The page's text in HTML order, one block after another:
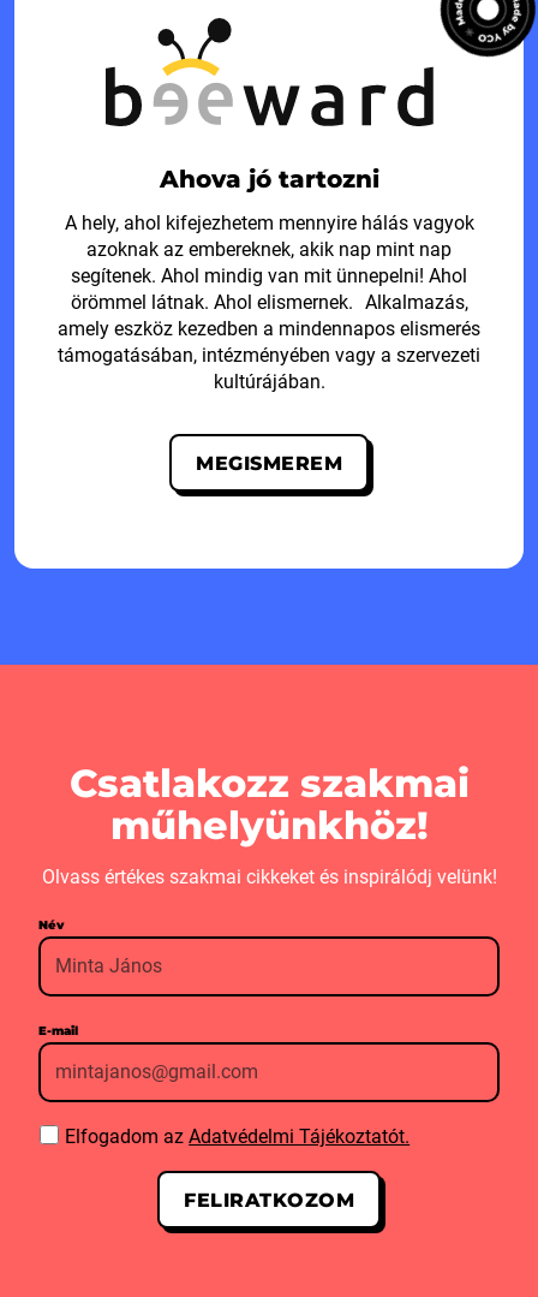
Ahova jó tartozni
A hely, ahol kifejezhetem mennyire hálás vagyok
azoknak az embereknek, akik nap mint nap
segítenek. Ahol mindig van mit ünnepelni! Ahol
örömmel látnak. Ahol elismernek. Alkalmazás,
amely eszköz kezedben a mindennapos elismerés
támogatásában, intézményében vagy a szervezeti
kultúrájában.
MEGISMEREM
Csatlakozz szakmai
műhelyünkhöz!
Olvass értékes szakmai cikkeket és inspirálódj velünk!
Név
E-mail
Elfogadom azAdatvédelmi Tájékoztatót.